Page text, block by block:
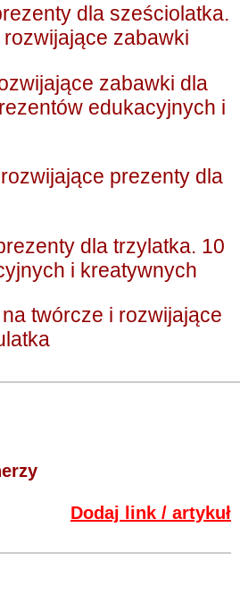
dla sześciolatka.
rozwijające zabawki
zabawki dla
edukacyjnych i
prezenty dla
dla trzylatka. 10
i kreatywnych
na twórcze i rozwijające
Dodaj link / artykuł